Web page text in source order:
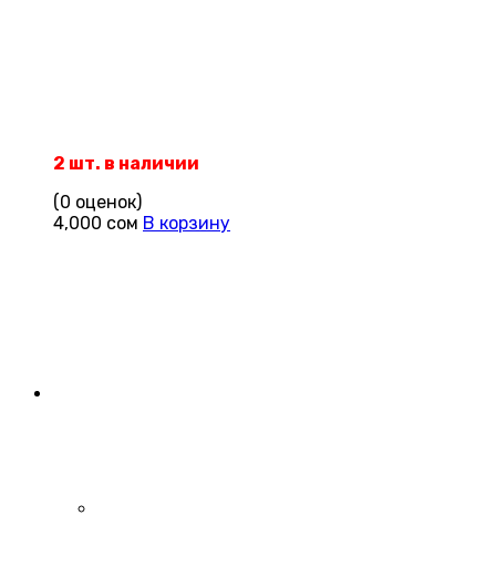
2 шт. в наличии
(0 оценок)
4,000 сом В корзину